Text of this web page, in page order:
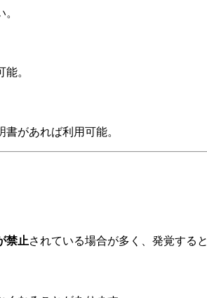
。
があれば利用可能。
禁止されている場合が多く、発覚すると